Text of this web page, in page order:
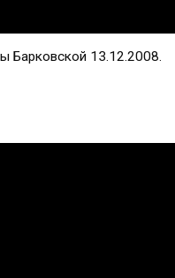
Барковской 13.12.2008.